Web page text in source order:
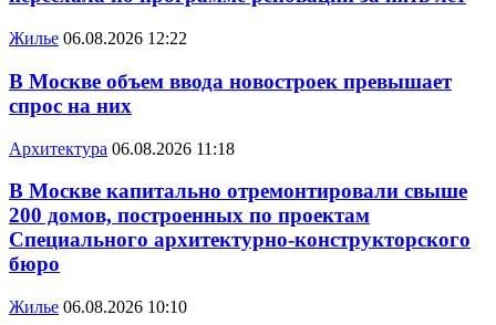
Жилье 06.08.2026 12:22
В Москве объем ввода новостроек превышает
спрос на них
Архитектура 06.08.2026 11:18
В Москве капитально отремонтировали свыше
200 домов, построенных по проектам
Специального архитектурно-конструкторского
бюро
Жилье 06.08.2026 10:10